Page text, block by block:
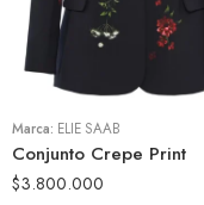
Marca: ELIE SAAB
Conjunto Crepe Print
$3.800.000